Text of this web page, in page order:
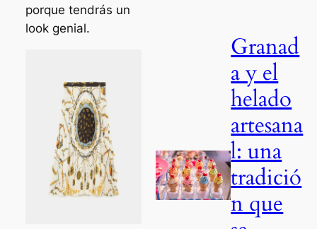
porque tendrás un
look genial.
Granad
a y el
helado
artesana
l: una
tradició
n que